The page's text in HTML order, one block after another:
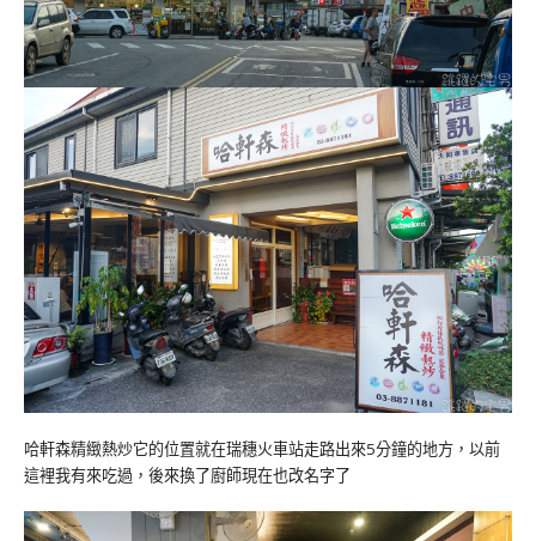
哈軒森精緻熱炒它的位置就在瑞穗火車站走路出來5分鐘的地方，以前
這裡我有來吃過，後來換了廚師現在也改名字了